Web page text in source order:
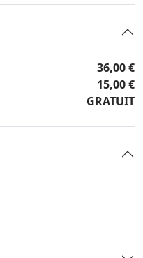
36,00 €
15,00 €
GRATUIT